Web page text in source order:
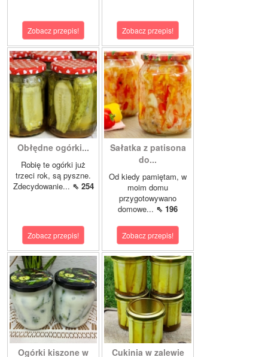
Zobacz przepis! Zobacz przepis!
Obłędne ogórki...
Robię te ogórki już
trzeci rok, są pyszne.
Zdecydowanie... ⇖ 254
Zobacz przepis!
Sałatka z patisona
do...
Od kiedy pamiętam, w
moim domu
przygotowywano
domowe... ⇖ 196
Zobacz przepis!
Ogórki kiszone w Cukinia w zalewie